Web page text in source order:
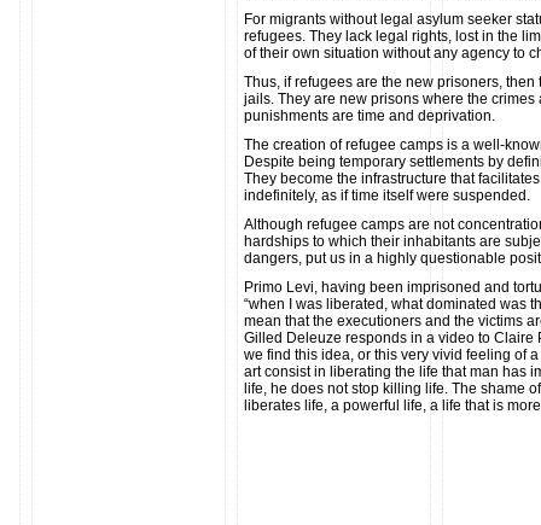
For migrants without legal asylum seeker
refugees. They lack legal rights, lost in the
of their own situation without any agency to
Thus, if refugees are the new prisoners,
jails. They are new prisons where the
punishments are time and deprivation.
The creation of refugee camps is a well-
Despite being temporary settlements by
They become the infrastructure that
indefinitely, as if time itself were suspended.
Although refugee camps are not
hardships to which their inhabitants are
dangers, put us in a highly questionable
Primo Levi, having been imprisoned and
“when I was liberated, what dominated was
mean that the executioners and the victims
Gilled Deleuze responds in a video to Claire
we find this idea, or this very vivid feeling of
art consist in liberating the life that man has
life, he does not stop killing life. The shame
liberates life, a powerful life, a life that is